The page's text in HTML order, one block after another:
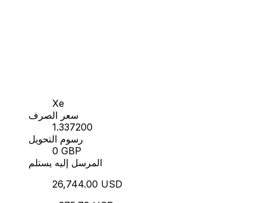
Xe
سعر الصرف
1.337200
رسوم التحويل
0 GBP
المرسل إليه يستلم
26,744.00 USD